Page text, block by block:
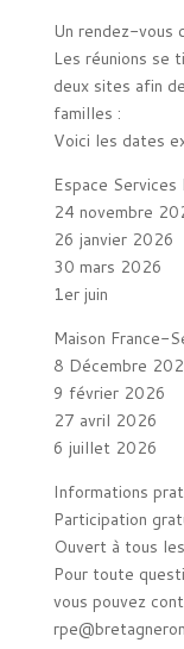
Un rendez-vous
Les réunions se
deux sites afin
familles :
Voici les dates
Espace
24 novembre
26 janvier 2026
30 mars 2026
1er juin
Maison France-
8 Décembre
9 février 2026
27 avril 2026
6 juillet 2026
Informations
Participation
Ouvert à tous
Pour toute
vous pouvez